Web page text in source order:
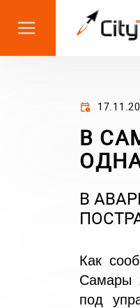
В
В
Как
Самары
под